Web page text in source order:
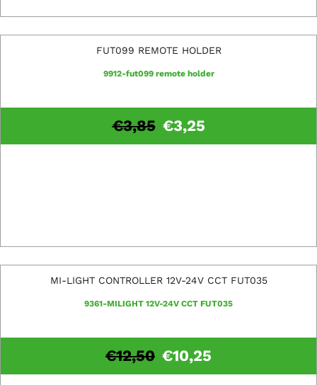
FUT099 REMOTE HOLDER
9912-fut099 remote holder
€3,25
€3,85
MI-LIGHT CONTROLLER 12V-24V CCT FUT035
9361-MILIGHT 12V-24V CCT FUT035
€10,25
€12,50